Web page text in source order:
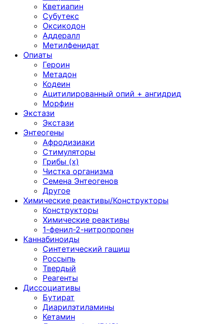
Кветиапин
Субутекс
Оксикодон
Аддералл
Метилфенидат
Опиаты
Героин
Метадон
Кодеин
Ацитилированный опий + ангидрид
Морфин
Экстази
Экстази
Энтеогены
Афродизиаки
Стимуляторы
Грибы (х)
Чистка организма
Семена Энтеогенов
Другое
Химические реактивы/Конструкторы
Конструкторы
Химические реактивы
1-фенил-2-нитропропен
Каннабиноиды
Синтетический гашиш
Россыпь
Твердый
Реагенты
Диссоциативы
Бутират
Диарилэтиламины
Кетамин